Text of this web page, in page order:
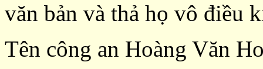
văn bản và thả họ vô điều
Tên công an Hoàng Văn